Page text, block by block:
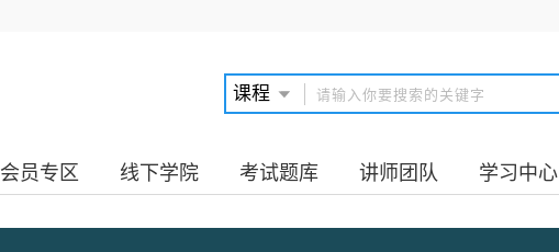
会员专区 线下学院 考试题库 讲师团队 学习中心